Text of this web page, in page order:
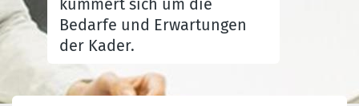
kümmert sich um die
Bedarfe und Erwartungen
der Kader.